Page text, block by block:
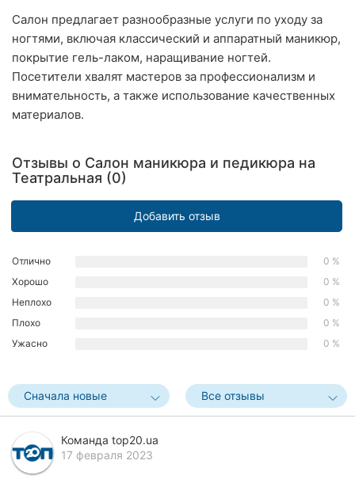
Хмельницкий
Ровно
Одесса
Киев
Харьков
Львов
Рог
Николаев
Полтава
Чернигов
Черкассы
Салон предлагает разнообразные услуги по уходу за
ногтями, включая классический и аппаратный маникюр,
покрытие гель-лаком, наращивание ногтей.
Посетители хвалят мастеров за профессионализм и
внимательность, а также использование качественных
материалов.
Отзывы о Салон маникюра и педикюра на
Театральная (0)
Добавить отзыв
Отлично
0 %
Хорошо
0 %
Неплохо
0 %
Плохо
0 %
Ужасно
0 %
Сначала новые Все отзывы
Команда top20.ua
17 февраля 2023